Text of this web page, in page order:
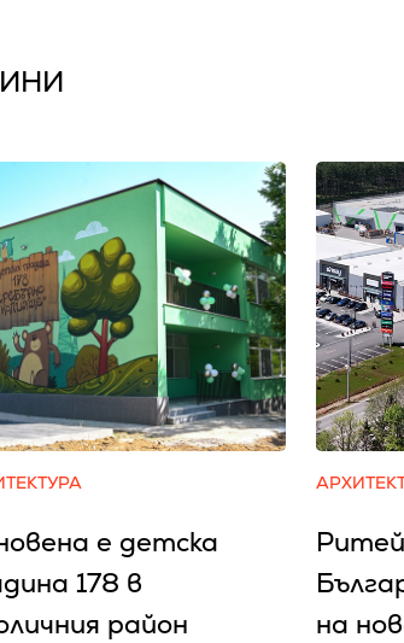
е детска
178 в
район
на